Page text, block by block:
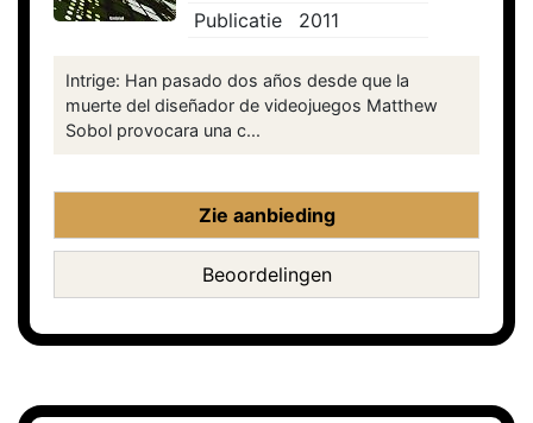
Publicatie
2011
Intrige: Han pasado dos años desde que la
muerte del diseñador de videojuegos Matthew
Sobol provocara una c...
Zie aanbieding
Beoordelingen